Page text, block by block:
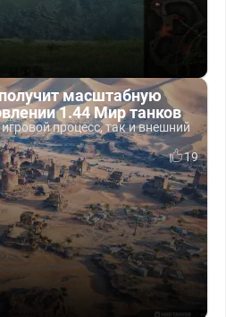
масштабную
1.44 Мир танков
процесс, так и внешний
19